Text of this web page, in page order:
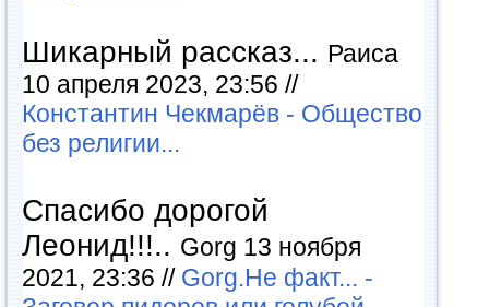
Шикарный рассказ... Раиса
10 апреля 2023, 23:56 //
Константин Чекмарёв - Общество
без религии...
Спасибо дорогой
Леонид!!!.. Gorg 13 ноября
2021, 23:36 // Gorg.Не факт... -